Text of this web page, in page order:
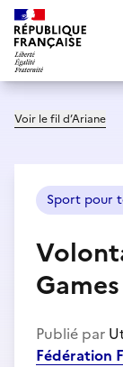
Voir le fil d’Ariane
Sport pour
Publié par
Fédération